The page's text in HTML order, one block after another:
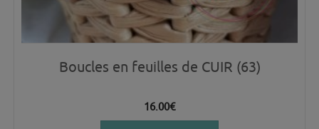
Boucles en feuilles de CUIR (63)
16.00€